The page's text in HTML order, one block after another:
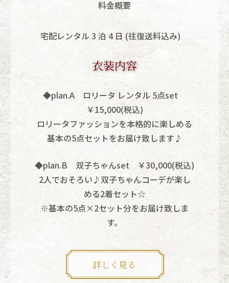
料金概要
宅配レンタル 3 泊 4 日 (往復送料込み)
衣装内容
◆plan.A ロリータ レンタル 5点set
￥15,000(税込)
ロリータファッションを本格的に楽しめる
基本の5点セットをお届け致します♪
◆plan.B 双子ちゃんset ￥30,000(税込)
2人でおそろい♪双子ちゃんコーデが楽し
める2着セット☆
※基本の5点×2セット分をお届け致しま
す。
詳しく見る